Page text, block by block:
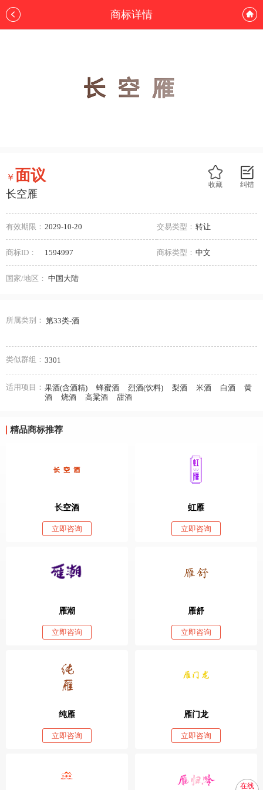
商标详情
纠错
收藏
￥面议
长空雁
有效期限： 2029-10-20 交易类型： 转让
商标ID： 1594997 商标类型： 中文
国家/地区： 中国大陆
所属类别： 第33类-酒
类似群组： 3301
适用项目： 果酒(含酒精) 蜂蜜酒 烈酒(饮料) 梨酒 米酒 白酒
黄
酒
烧酒 高粱酒 甜酒
精品商标推荐
长空酒
立即咨询
虹雁
立即咨询
雁潮
立即咨询
雁舒
立即咨询
纯雁
立即咨询
雁门龙
立即咨询
在线